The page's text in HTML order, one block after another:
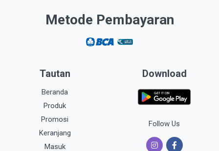
Metode Pembayaran
Tautan
Beranda
Produk
Promosi
Keranjang
Masuk
Download
Follow Us